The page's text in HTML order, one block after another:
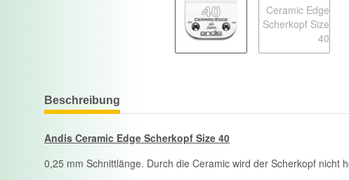
Beschreibung
Andis Ceramic Edge Scherkopf Size 40
0,25 mm Schnittlänge. Durch die Ceramic wird der Scherkopf nicht